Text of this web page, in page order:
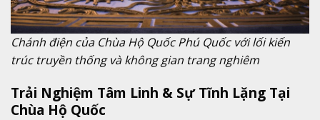
Chánh điện của Chùa Hộ Quốc Phú Quốc với lối kiến
trúc truyền thống và không gian trang nghiêm
Trải Nghiệm Tâm Linh & Sự Tĩnh Lặng Tại
Chùa Hộ Quốc